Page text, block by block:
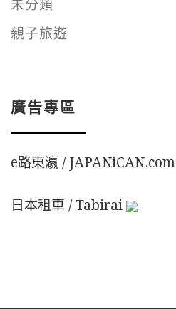
未分類
親子旅遊
廣告專區
e路東瀛 / JAPANiCAN.com
日本租車 / Tabirai